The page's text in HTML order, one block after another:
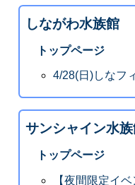
しながわ水族館
トップページ
4/28(日)しなフ
サンシャイン水
トップページ
【夜間限定イ